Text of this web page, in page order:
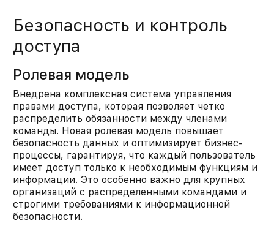
Безопасность и контроль
доступа
Ролевая модель
Внедрена комплексная система управления
правами доступа, которая позволяет четко
распределить обязанности между членами
команды. Новая ролевая модель повышает
безопасность данных и оптимизирует бизнес-
процессы, гарантируя, что каждый пользователь
имеет доступ только к необходимым функциям и
информации. Это особенно важно для крупных
организаций с распределенными командами и
строгими требованиями к информационной
безопасности.​